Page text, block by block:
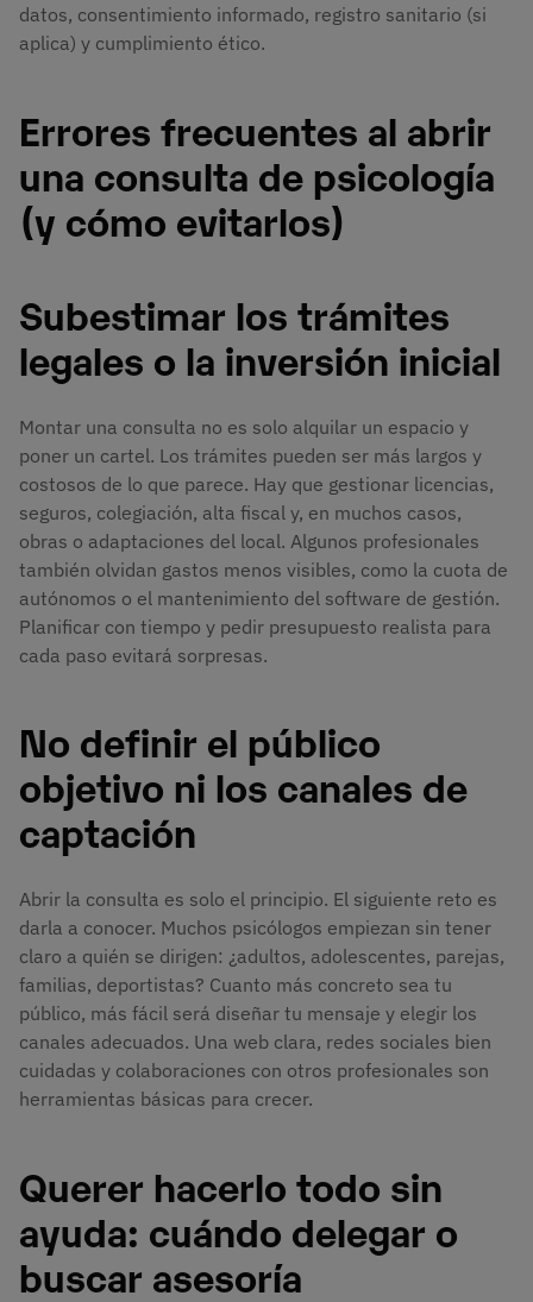
datos, consentimiento informado, registro sanitario (si
aplica) y cumplimiento ético.
Errores frecuentes al abrir
una consulta de psicología
(y cómo evitarlos)
Subestimar los trámites
legales o la inversión inicial
Montar una consulta no es solo alquilar un espacio y
poner un cartel. Los trámites pueden ser más largos y
costosos de lo que parece. Hay que gestionar licencias,
seguros, colegiación, alta fiscal y, en muchos casos,
obras o adaptaciones del local. Algunos profesionales
también olvidan gastos menos visibles, como la cuota de
autónomos o el mantenimiento del software de gestión.
Planificar con tiempo y pedir presupuesto realista para
cada paso evitará sorpresas.
No definir el público
objetivo ni los canales de
captación
Abrir la consulta es solo el principio. El siguiente reto es
darla a conocer. Muchos psicólogos empiezan sin tener
claro a quién se dirigen: ¿adultos, adolescentes, parejas,
familias, deportistas? Cuanto más concreto sea tu
público, más fácil será diseñar tu mensaje y elegir los
canales adecuados. Una web clara, redes sociales bien
cuidadas y colaboraciones con otros profesionales son
herramientas básicas para crecer.
Querer hacerlo todo sin
ayuda: cuándo delegar o
buscar asesoría